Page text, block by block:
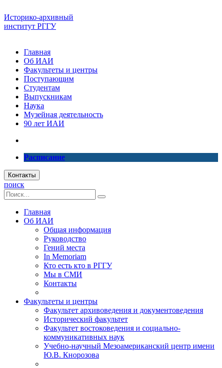
Историко-архивный
институт РГГУ
Главная
Об ИАИ
Факультеты и центры
Поступающим
Студентам
Выпускникам
Наука
Музейная деятельность
90 лет ИАИ
Расписание
Контакты
поиск
Главная
Об ИАИ
Общая информация
Руководство
Гений места
In Memoriam
Кто есть кто в РГГУ
Мы в СМИ
Контакты
Факультеты и центры
Факультет архивоведения и документоведения
Исторический факультет
Факультет востоковедения и социально-
коммуникативных наук
Учебно-научный Мезоамериканский центр имени
Ю.В. Кнорозова